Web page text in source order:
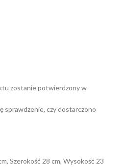
zostanie potwierdzony w
sprawdzenie, czy dostarczono
Szerokość 28 cm, Wysokość 23